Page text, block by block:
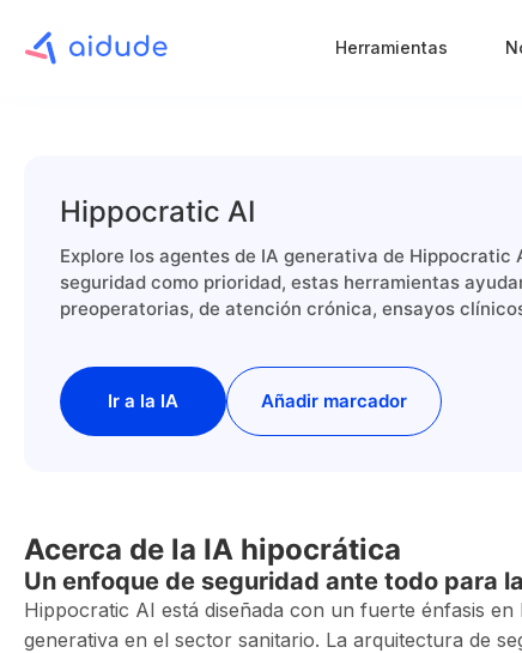
Herramientas
Hippocratic AI
Explore los agentes de IA generativa de
seguridad como prioridad, estas herramientas
preoperatorias, de atención crónica, ensayos
Ir a la IA Añadir marcador
Acerca de la IA hipocrática
Un enfoque de seguridad ante todo para
Hippocratic AI está diseñada con un fuerte énfasis
generativa en el sector sanitario. La arquitectura de